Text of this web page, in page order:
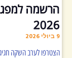
הרשמה
2026
9 ביולי 2026
הצטרפו לערב השקה